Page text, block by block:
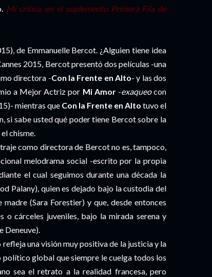
Mi crítica, en el suplemento Primera Fila de
de Emmanuelle Bercot. ¿Alguien tiene idea
2015, Bercot presentó dos películas -una
directora -Con la Frente en Alto- y las dos
a Mejor Actriz por Mi Amor-exaqueocon
mientras que Con la Frente en Alto tuvo el
si sabe usted qué poder tiene Bercot sobre la
chisme.
como directora de Bercot no es, tampoco,
melodrama social -escrito por la propia
el cual seguimos durante una década la
Palany), quien es dejado bajo la custodia del
(Sara Forestier) y que, desde entonces
o cárceles juveniles, bajo la mirada serena y
Deneuve).
una visión muy positiva de la justicia y la
global que siempre le cuelga todos los
sea el retrato a la realidad francesa, pero